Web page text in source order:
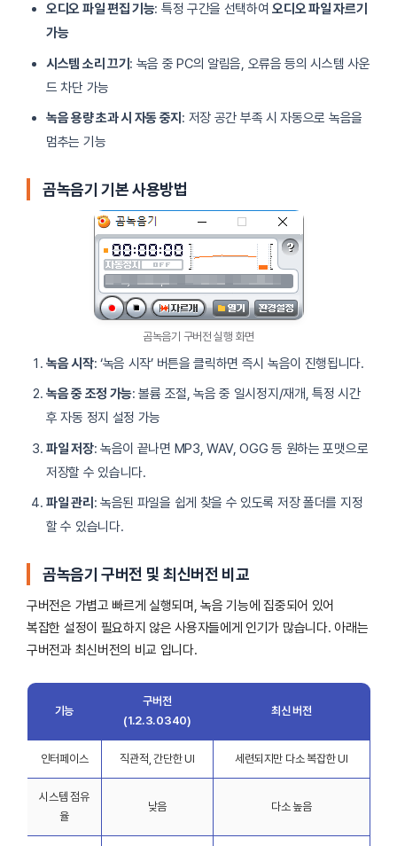
오디오 파일 편집 기능: 특정 구간을 선택하여오디오 파일 자르기
가능
시스템 소리 끄기 : 녹음 중 PC의 알림음, 오류음 등의 시스템 사운
드 차단 가능
녹음 용량 초과 시 자동 중지 : 저장 공간 부족 시 자동으로 녹음을
멈추는 기능
곰녹음기 기본 사용방법
곰녹음기 구버전 실행 화면
녹음 시작: ‘녹음 시작’ 버튼을 클릭하면 즉시 녹음이 진행됩니다.
녹음 중 조정 가능: 볼륨 조절, 녹음 중 일시정지/재개, 특정 시간
후 자동 정지 설정 가능
파일 저장: 녹음이 끝나면 MP3, WAV, OGG 등 원하는 포맷으로
저장할 수 있습니다.
파일 관리 : 녹음된 파일을 쉽게 찾을 수 있도록 저장 폴더를 지정
할 수 있습니다.
곰녹음기 구버전 및 최신버전 비교
구버전은 가볍고 빠르게 실행되며, 녹음 기능에 집중되어 있어
복잡한 설정이 필요하지 않은 사용자들에게 인기가 많습니다. 아래는
구버전과 최신버전의 비교 입니다.
기능
구버전
(1.2.3.0340)
최신 버전
인터페이스 직관적, 간단한 UI 세련되지만 다소 복잡한 UI
시스템 점유
율
낮음 다소 높음